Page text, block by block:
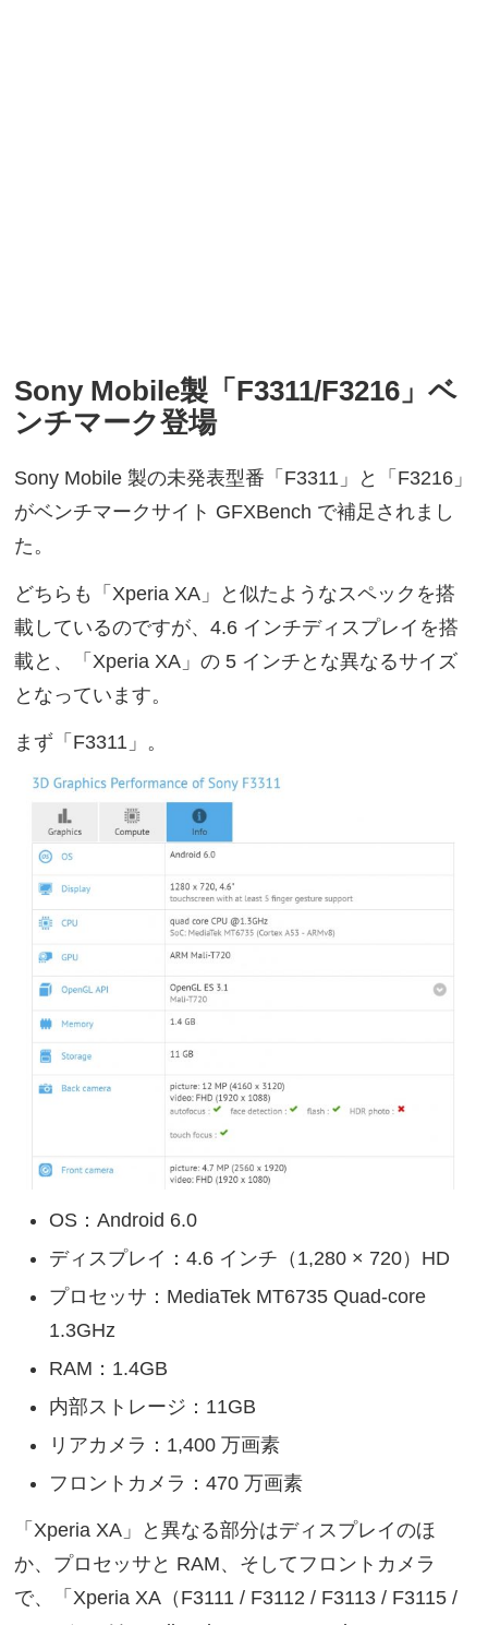
Sony Mobile製「F3311/F3216」ベ
ンチマーク登場
Sony Mobile 製の未発表型番「F3311」と「F3216」
がベンチマークサイト GFXBench で補足されまし
た。
どちらも「Xperia XA」と似たようなスペックを搭
載しているのですが、4.6 インチディスプレイを搭
載と、「Xperia XA」の 5 インチとな異なるサイズ
となっています。
まず「F3311」。
OS：Android 6.0
ディスプレイ：4.6 インチ（1,280 × 720）HD
プロセッサ：MediaTek MT6735 Quad-core
1.3GHz
RAM：1.4GB
内部ストレージ：11GB
リアカメラ：1,400 万画素
フロントカメラ：470 万画素
「Xperia XA」と異なる部分はディスプレイのほ
か、プロセッサと RAM、そしてフロントカメラ
で、「Xperia XA（F3111 / F3112 / F3113 / F3115 /